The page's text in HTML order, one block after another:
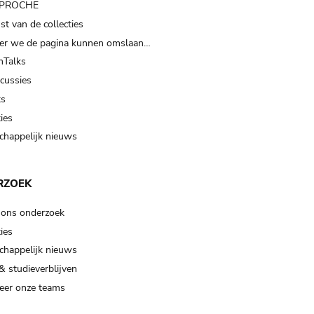
van de collecties
we de pagina kunnen omslaan…
nieuws
onderzoek
nieuws
studieverblijven
onze teams